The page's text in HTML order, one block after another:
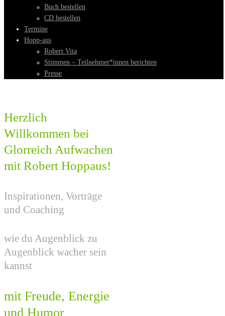
Buch bestellen
CD bestellen
Termine
Hopp-aus
Robert Vita
Stimmen – Teilnehmer*innen berichten
Presse
Herzlich
Willkommen bei
Glorreich Aufwachen
mit Robert Hoppaus!
Inspira​​tionen, Vorträge
und Coaching
wie du Augenblick zu
Augenblick wacher sein
kannst
mit Freude, Energie
und Humor